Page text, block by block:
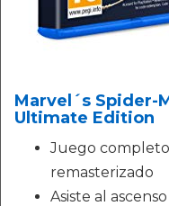
Marvel´s Spider-
Ultimate Edition
Juego
remasterizado
Asiste al